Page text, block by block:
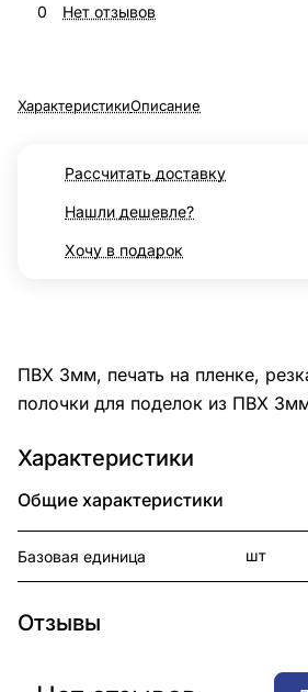
0 Нет отзывов
ХарактеристикиОписание
Рассчитать доставку
Нашли дешевле?
Хочу в подарок
ПВХ 3мм, печать на пленке,
полочки для поделок из ПВХ
Характеристики
Общие характеристики
Базовая единица шт
Отзывы